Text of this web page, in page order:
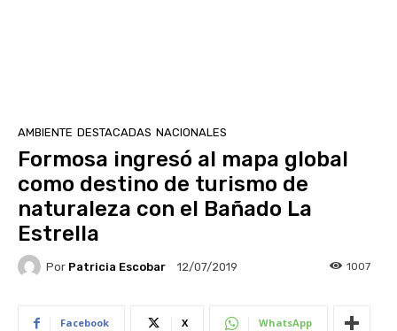
AMBIENTE DESTACADAS NACIONALES
Formosa ingresó al mapa global
como destino de turismo de
naturaleza con el Bañado La
Estrella
Por Patricia Escobar 12/07/2019 1007
Facebook X WhatsApp